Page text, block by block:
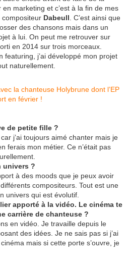
en marketing et c’est à la fin de mes
compositeur Dabeull . C’est ainsi que
des chansons mais dans un
à lui. On peut me retrouver sur
en 2014 sur trois morceaux.
featuring, j’ai développé mon projet
naturellement.
de petite fille ?
j’ai toujours aimé chanter mais je
ferais mon métier. Ce n’était pas
univers ?
à des moods que je peux avoir
compositeurs. Tout est une
univers qui est évolutif.
apporté à la vidéo. Le cinéma te
carrière de chanteuse ?
en vidéo. Je travaille depuis le
des idées. Je ne sais pas si j’ai
mais si cette porte s’ouvre, je